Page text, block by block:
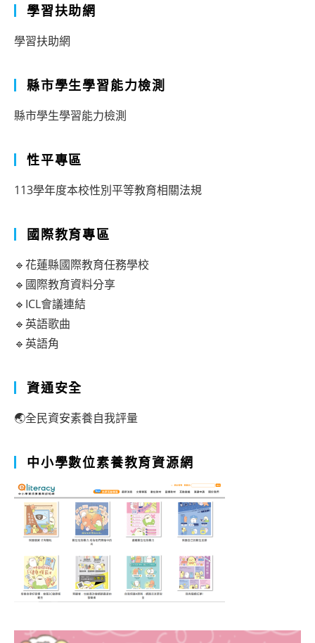
學習扶助網
學習扶助網
縣市學生學習能力檢測
縣市學生學習能力檢測
性平專區
113學年度本校性別平等教育相關法規
國際教育專區
🔹花蓮縣國際教育任務學校
🔹國際教育資料分享
🔹ICL會議連結
🔹英語歌曲
🔹英語角
資通安全
🌏全民資安素養自我評量
中小學數位素養教育資源網